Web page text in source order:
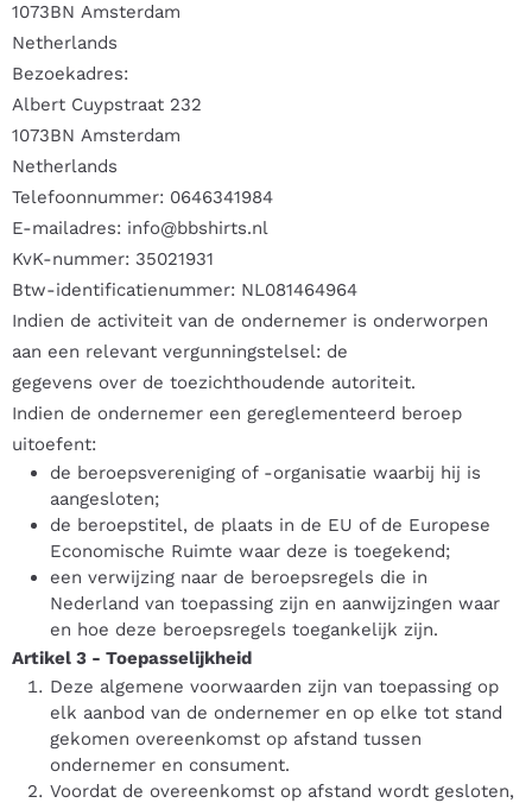
1073BN Amsterdam
Netherlands
Bezoekadres:
Albert Cuypstraat 232
1073BN Amsterdam
Netherlands
Telefoonnummer: 0646341984
E-mailadres: info@bbshirts.nl
KvK-nummer: 35021931
Btw-identificatienummer: NL081464964
Indien de activiteit van de ondernemer is onderworpen
aan een relevant vergunningstelsel: de
gegevens over de toezichthoudende autoriteit.
Indien de ondernemer een gereglementeerd beroep
uitoefent:
de beroepsvereniging of -organisatie waarbij hij is
aangesloten;
de beroepstitel, de plaats in de EU of de Europese
Economische Ruimte waar deze is toegekend;
een verwijzing naar de beroepsregels die in
Nederland van toepassing zijn en aanwijzingen waar
en hoe deze beroepsregels toegankelijk zijn.
Artikel 3 - Toepasselijkheid
Deze algemene voorwaarden zijn van toepassing op
elk aanbod van de ondernemer en op elke tot stand
gekomen overeenkomst op afstand tussen
ondernemer en consument.
Voordat de overeenkomst op afstand wordt gesloten,